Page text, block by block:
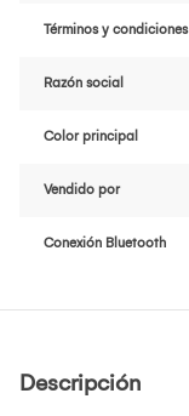
Términos y condiciones
Razón social
Color principal
Vendido por
Conexión Bluetooth
Descripción